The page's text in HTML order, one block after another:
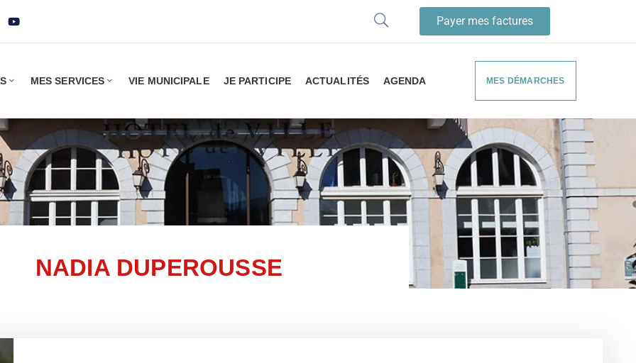
Payer mes factures
MES SERVICES VIE MUNICIPALE JE PARTICIPE ACTUALITÉS AGENDA MES DÉMARCHES
NADIA DUPEROUSSE